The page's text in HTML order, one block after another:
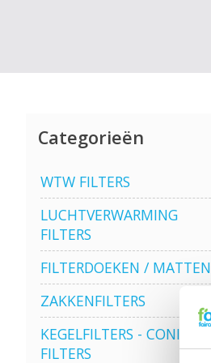
Categorieën
WTW FILTERS
LUCHTVERWARMING
FILTERS
FILTERDOEKEN / MATTEN
ZAKKENFILTERS
KEGELFILTERS - CONISCHE
FILTERS